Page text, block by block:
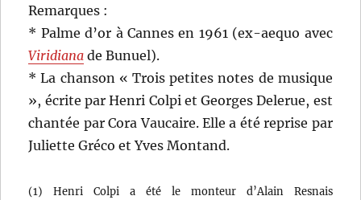
Remarques :
* Palme d’or à Cannes en 1961 (ex-aequo avec
Viridiana de Bunuel).
* La chanson « Trois petites notes de musique
», écrite par Henri Colpi et Georges Delerue, est
chantée par Cora Vaucaire. Elle a été reprise par
Juliette Gréco et Yves Montand.
(1) Henri Colpi a été le monteur d’Alain Resnais